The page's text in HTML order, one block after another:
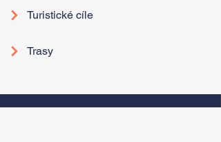
Turistické cíle
Trasy